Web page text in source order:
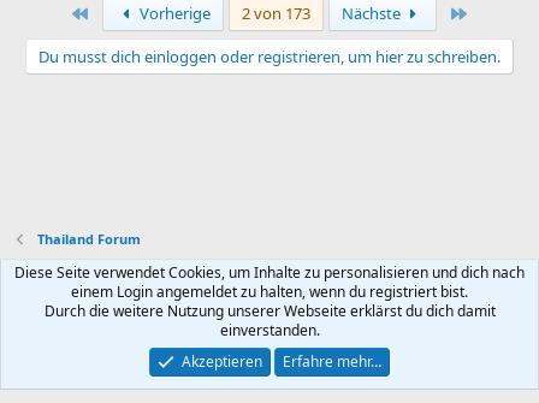
Erste Vorherige 2 von 173 Nächste
Du musst dich einloggen oder registrieren, um hier zu schreiben.
Thailand Forum
Default style
Deutsch (Du)
Datenschutz Hilfe und Impressum
Community platform by XenForo® © 2010-2026 XenForo Ltd.
Diese Seite verwendet Cookies, um Inhalte zu personalisieren und dich nach
einem Login angemeldet zu halten, wenn du registriert bist.
Durch die weitere Nutzung unserer Webseite erklärst du dich damit
einverstanden.
Akzeptieren
Erfahre mehr…